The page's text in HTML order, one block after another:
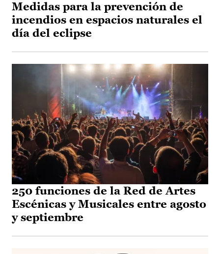
Medidas para la prevención de
incendios en espacios naturales el
día del eclipse
250 funciones de la Red de Artes
Escénicas y Musicales entre agosto
y septiembre